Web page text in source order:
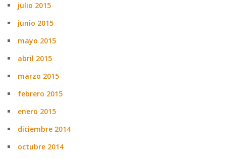
julio 2015
junio 2015
mayo 2015
abril 2015
marzo 2015
febrero 2015
enero 2015
diciembre 2014
octubre 2014